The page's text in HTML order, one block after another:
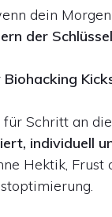
dein
der Schlüssel
Biohacking
Schritt an
individuell
Hektik, Frust